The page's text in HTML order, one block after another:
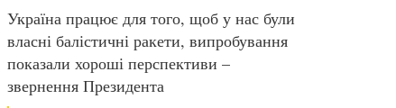
Україна працює для того, щоб у нас були
власні балістичні ракети, випробування
показали хороші перспективи –
звернення Президента